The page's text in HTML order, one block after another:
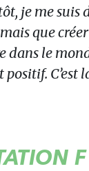
je me suis
que
dans le
C’est